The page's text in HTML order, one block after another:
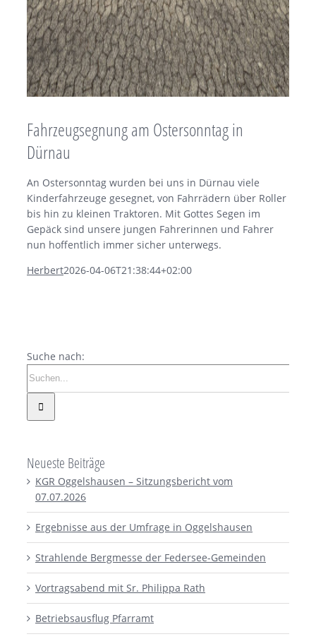
Fahrzeugsegnung am Ostersonntag in
Dürnau
An Ostersonntag wurden bei uns in Dürnau viele
Kinderfahrzeuge gesegnet, von Fahrrädern über Roller
bis hin zu kleinen Traktoren. Mit Gottes Segen im
Gepäck sind unsere jungen Fahrerinnen und Fahrer
nun hoffentlich immer sicher unterwegs.
Herbert2026-04-06T21:38:44+02:00
Suche nach:
Neueste Beiträge
KGR Oggelshausen – Sitzungsbericht vom
07.07.2026
Ergebnisse aus der Umfrage in Oggelshausen
Strahlende Bergmesse der Federsee-Gemeinden
Vortragsabend mit Sr. Philippa Rath
Betriebsausflug Pfarramt